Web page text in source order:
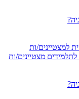
למצטיינים/ות
מצטיינים/ות